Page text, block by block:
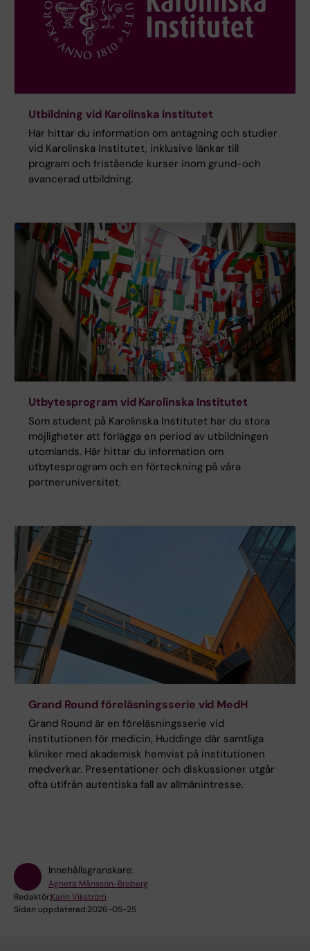
Utbildning vid Karolinska Institutet
Här hittar du information om antagning och studier
vid Karolinska Institutet, inklusive länkar till
program och fristående kurser inom grund-och
avancerad utbildning.
Utbytesprogram vid Karolinska Institutet
Som student på Karolinska Institutet har du stora
möjligheter att förlägga en period av utbildningen
utomlands. Här hittar du information om
utbytesprogram och en förteckning på våra
partneruniversitet.
Grand Round föreläsningsserie vid MedH
Grand Round är en föreläsningsserie vid
institutionen för medicin, Huddinge där samtliga
kliniker med akademisk hemvist på institutionen
medverkar. Presentationer och diskussioner utgår
ofta utifrån autentiska fall av allmänintresse.
Innehållsgranskare:
Agneta Månsson-Broberg
Redaktör:Karin Vikström
Sidan uppdaterad:2026-05-25